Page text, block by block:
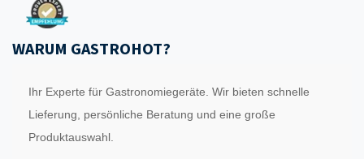
WARUM GASTROHOT?
Ihr Experte für Gastronomiegeräte. Wir bieten schnelle
Lieferung, persönliche Beratung und eine große
Produktauswahl.